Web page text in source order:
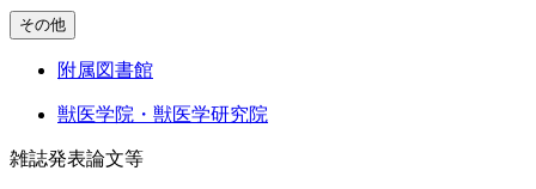
その他
附属図書館
獣医学院・獣医学研究院
雑誌発表論文等